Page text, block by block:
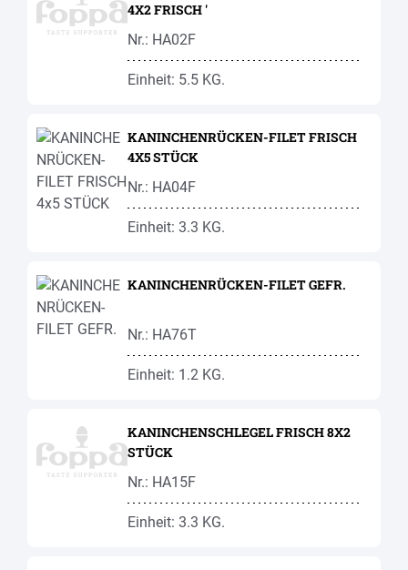
4X2 FRISCH '
Nr.: HA02F
Einheit: 5.5 KG.
KANINCHENRÜCKEN-FILET FRISCH
4X5 STÜCK
Nr.: HA04F
Einheit: 3.3 KG.
KANINCHENRÜCKEN-FILET GEFR.
Nr.: HA76T
Einheit: 1.2 KG.
KANINCHENSCHLEGEL FRISCH 8X2
STÜCK
Nr.: HA15F
Einheit: 3.3 KG.